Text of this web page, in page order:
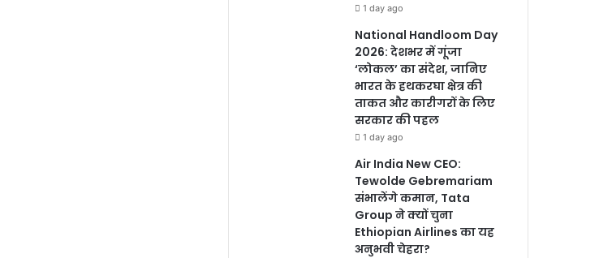
1 day ago
National Handloom Day
2026: देशभर में गूंजा
‘लोकल’ का संदेश, जानिए
भारत के हथकरघा क्षेत्र की
ताकत और कारीगरों के लिए
सरकार की पहल
1 day ago
Air India New CEO:
Tewolde Gebremariam
संभालेंगे कमान, Tata
Group ने क्यों चुना
Ethiopian Airlines का यह
अनुभवी चेहरा?